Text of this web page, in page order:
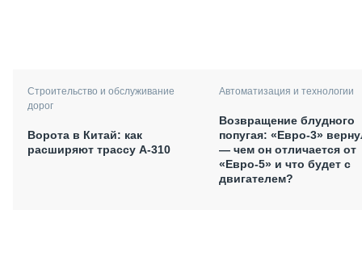
Строительство и обслуживание
дорог
Ворота в Китай: как
расширяют трассу А-310
Автоматизация и технологии
Возвращение блудного
попугая: «Евро-3»
— чем он отличается от
«Евро-5» и что будет с
двигателем?